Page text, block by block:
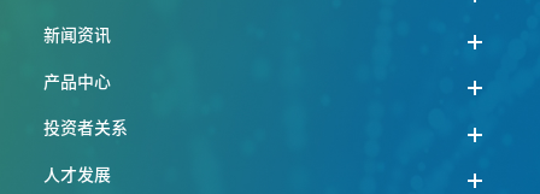
新闻资讯
产品中心
投资者关系
人才发展